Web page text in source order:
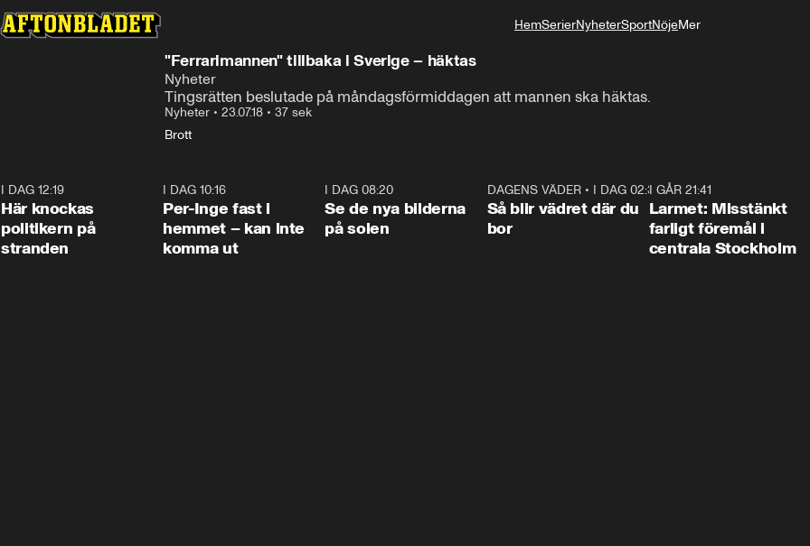
HemSerierNyheterSportNöjeMer
"Ferrarimannen" tillbaka i Sverige – häktas
Nyheter
Tingsrätten beslutade på måndagsförmiddagen att mannen ska häktas.
Nyheter • 23.07.18 • 37 sek
Brott
I DAG 12:19
Här knockas
politikern på
stranden
I DAG 10:16
Per-Inge fast i
hemmet – kan inte
komma ut
I DAG 08:20
Se de nya bilderna
på solen
1:06
DAGENS VÄDER• I DAG 02:30
Så blir vädret där du
bor
I GÅR 21:41
Larmet: Misstänkt
farligt föremål i
centrala Stockholm